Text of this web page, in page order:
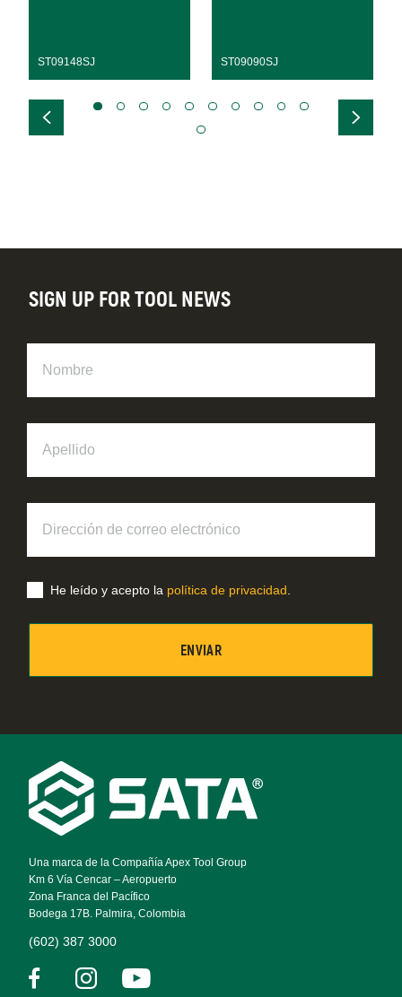
ST09148SJ ST09090SJ
Footer
Navigation
Una marca de la Compañía Apex Tool Group
Km 6 Vía Cencar – Aeropuerto
Zona Franca del Pacífico
Bodega 17B. Palmira, Colombia
(602) 387 3000
SIGN UP FOR TOOL NEWS
correo
electrónico
He leído y acepto la política de privacidad